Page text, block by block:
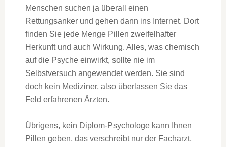
Menschen suchen ja überall einen
Rettungsanker und gehen dann ins Internet. Dort
finden Sie jede Menge Pillen zweifelhafter
Herkunft und auch Wirkung. Alles, was chemisch
auf die Psyche einwirkt, sollte nie im
Selbstversuch angewendet werden. Sie sind
doch kein Mediziner, also überlassen Sie das
Feld erfahrenen Ärzten.
Übrigens, kein Diplom-Psychologe kann Ihnen
Pillen geben, das verschreibt nur der Facharzt,